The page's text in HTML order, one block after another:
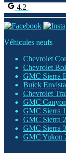
4.2
Véhicules neufs
Chevrolet
Chevrolet
GMC Sierra
Buick
Chevrolet
GMC
GMC Sierra
GMC Sierra
GMC Sierra
GMC Yukon